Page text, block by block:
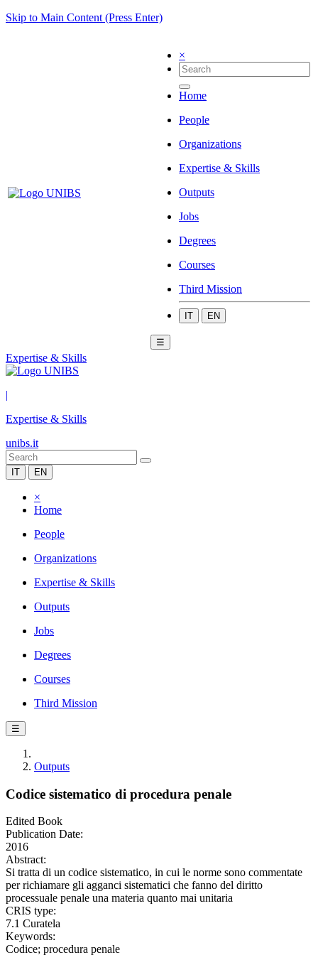
Skip to Main Content (Press Enter)
×
Home
People
Organizations
Expertise & Skills
Outputs
Jobs
Degrees
Courses
Third Mission
IT EN
☰
Expertise & Skills
|
Expertise & Skills
unibs.it
IT EN
×
Home
People
Organizations
Expertise & Skills
Outputs
Jobs
Degrees
Courses
Third Mission
☰
Outputs
Codice sistematico di procedura penale
Edited Book
Publication Date:
2016
Abstract:
Si tratta di un codice sistematico, in cui le norme sono commentate
per richiamare gli agganci sistematici che fanno del diritto
processuale penale una materia quanto mai unitaria
CRIS type:
7.1 Curatela
Keywords:
Codice; procedura penale